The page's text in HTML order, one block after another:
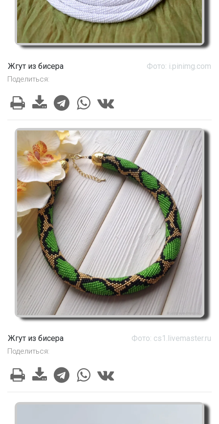
Жгут из бисера Фото: i.pinimg.com
Поделиться:
Жгут из бисера Фото: cs1.livemaster.ru
Поделиться: